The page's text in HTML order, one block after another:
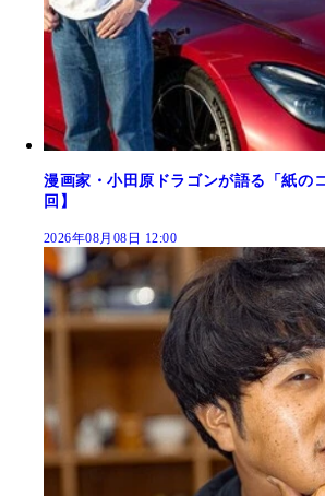
漫画家・小田原ドラゴンが語る「紙の
回】
2026年08月08日 12:00